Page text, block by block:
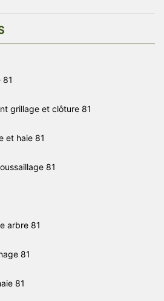
81
grillage et clôture 81
et haie 81
81
arbre 81
81
81